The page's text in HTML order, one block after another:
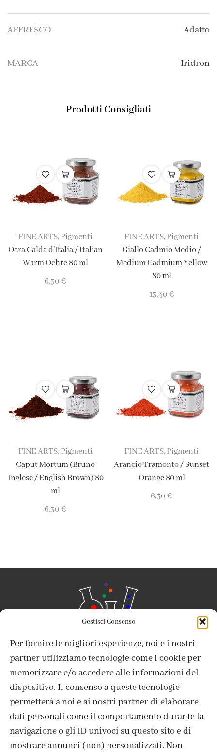
Gestisci Consenso
Per fornire le migliori esperienze, noi e i nostri
partner utilizziamo tecnologie come i cookie per
memorizzare e/o accedere alle informazioni del
dispositivo. Il consenso a queste tecnologie
permetterà a noi e ai nostri partner di elaborare
dati personali come il comportamento durante la
navigazione o gli ID univoci su questo sito e di
mostrare annunci (non) personalizzati. Non
AFFRESCO Adatto
MARCA Iridron
Prodotti Consigliati
FINE ARTS, Pigmenti
Ocra Calda d’Italia / Italian
Warm Ochre 80 ml
6,30€
FINE ARTS, Pigmenti
Giallo Cadmio Medio /
Medium Cadmium Yellow
80 ml
13,40€
FINE ARTS, Pigmenti
Caput Mortum (Bruno
Inglese / English Brown) 80
ml
6,30€
FINE ARTS, Pigmenti
Arancio Tramonto / Sunset
Orange 80 ml
6,30€
ISCRIVITI ALLA NEWSLETTER